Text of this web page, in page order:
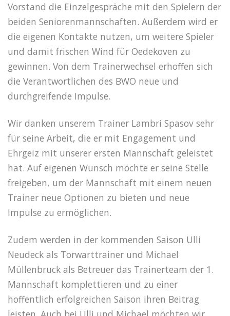
Vorstand die Einzelgespräche mit den Spielern der
beiden Seniorenmannschaften. Außerdem wird er
die eigenen Kontakte nutzen, um weitere Spieler
und damit frischen Wind für Oedekoven zu
gewinnen. Von dem Trainerwechsel erhoffen sich
die Verantwortlichen des BWO neue und
durchgreifende Impulse.
Wir danken unserem Trainer Lambri Spasov sehr
für seine Arbeit, die er mit Engagement und
Ehrgeiz mit unserer ersten Mannschaft geleistet
hat. Auf eigenen Wunsch möchte er seine Stelle
freigeben, um der Mannschaft mit einem neuen
Trainer neue Optionen zu bieten und neue
Impulse zu ermöglichen.
Zudem werden in der kommenden Saison Ulli
Neudeck als Torwarttrainer und Michael
Müllenbruck als Betreuer das Trainerteam der 1.
Mannschaft komplettieren und zu einer
hoffentlich erfolgreichen Saison ihren Beitrag